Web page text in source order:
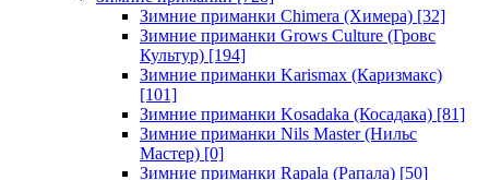
Зимние приманки Chimera (Химера) [32]
Зимние приманки Grows Culture (Гровс
Культур) [194]
Зимние приманки Karismax (Каризмакс)
[101]
Зимние приманки Kosadaka (Косадака) [81]
Зимние приманки Nils Master (Нильс
Мастер) [0]
Зимние приманки Rapala (Рапала) [50]